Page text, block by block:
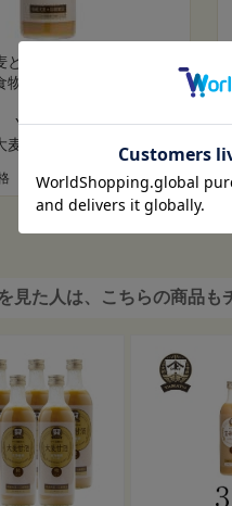
と蔵元の米糀でつく
物繊維たっぷりの発
YAMATO
麦甘酒 490ml
734円(税込)
見た人は、こちらの商品も